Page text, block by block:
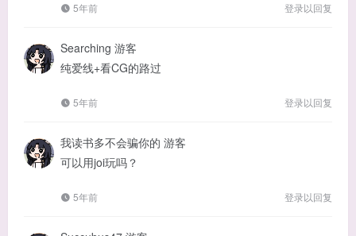
5年前 登录以回复
Searching 游客
纯爱线+看CG的路过
5年前 登录以回复
我读书多不会骗你的 游客
可以用joi玩吗？
5年前 登录以回复